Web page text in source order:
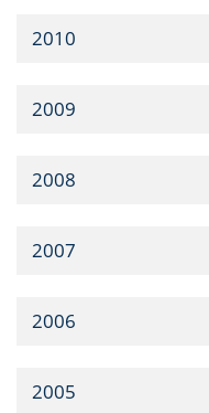
2010
2009
2008
2007
2006
2005